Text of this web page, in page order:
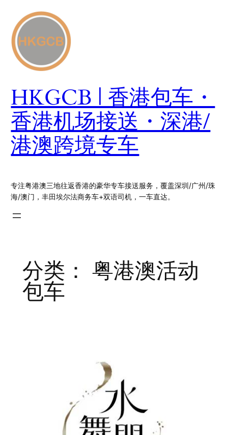
内
容
HKGCB | 香港包车・
香港机场接送・深港/
港澳跨境专车
专注粤港澳三地往返香港的豪华专车接送服务，覆盖深圳/广州/珠
海/澳门，丰田埃尔法商务车+双语司机，一车直达。
分类： 粤港澳活动
包车